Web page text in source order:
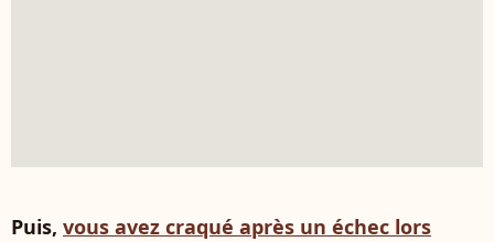
Puis, vous avez craqué après un échec lors